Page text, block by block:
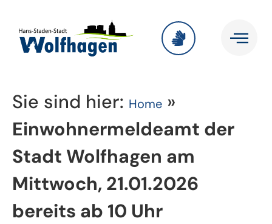
Sie sind hier: Home »
Einwohnermeldeamt der
Stadt Wolfhagen am
Mittwoch, 21.01.2026
bereits ab 10 Uhr